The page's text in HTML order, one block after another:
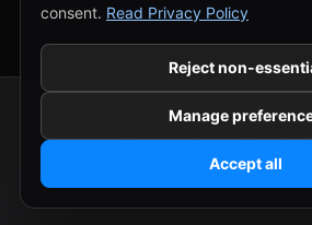
Privacy PolicyCookie
consent. Read Privacy Policy
Reject non-
Manage
Accept all